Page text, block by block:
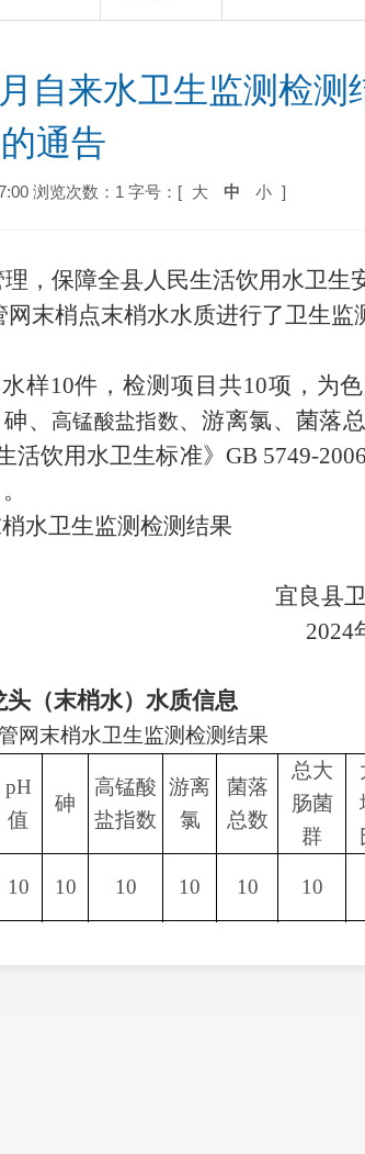
自来水卫生监测检测
的通告
浏览次数：1 字号：[ 大 中 小 ]
，保障全县人民生活饮用水卫生
网末梢点末梢水水质进行了卫生监
样10件，检测项目共10项，为
、高锰酸盐指数、游离氯、菌落
活饮用水卫生标准》 GB 5749-2006
水卫生监测检测结果
宜良县
4
头（末梢水）水质信息
网末梢水卫生监测检测结果
pH
值
砷
高锰酸
盐指数
游离
氯
菌落
总数
总大
肠菌
群
10 10 10 10 10 10